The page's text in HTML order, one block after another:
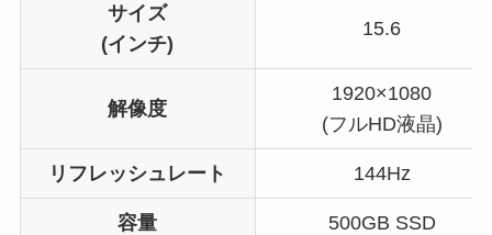
サイズ
(インチ)
15.6
解像度
1920×1080
(フルHD液晶)
リフレッシュレート 144Hz
容量 500GB SSD